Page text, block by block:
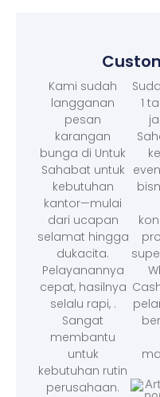
Kami sudah
langganan
pesan
karangan
bunga di Untuk
Sahabat untuk
kebutuhan
kantor—mulai
dari ucapan
selamat hingga
dukacita.
Pelayanannya
cepat, hasilnya
selalu rapi, .
Sangat
membantu
untuk
kebutuhan rutin
perusahaan.
1